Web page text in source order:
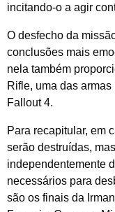
incitando-o a agir
O desfecho da
conclusões mais
nela também
Rifle, uma das
Fallout 4.
Para recapitular, em
serão destruídas,
independentemente
necessários para
são os finais da